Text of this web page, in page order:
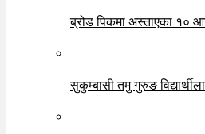
ब्रोड पिकमा अस्ताएका १०
सुकुम्बासी तमु गुरुङ